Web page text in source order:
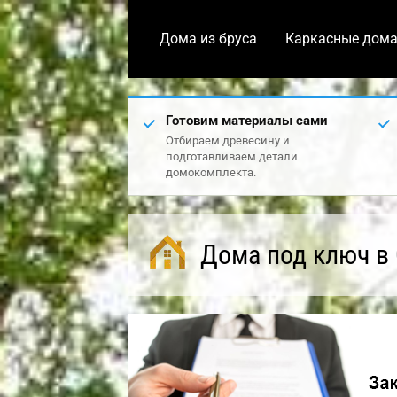
Дома из бруса Каркасные дома
Готовим материалы сами
Отбираем древесину и
подготавливаем детали
домокомплекта.
Дома под ключ в